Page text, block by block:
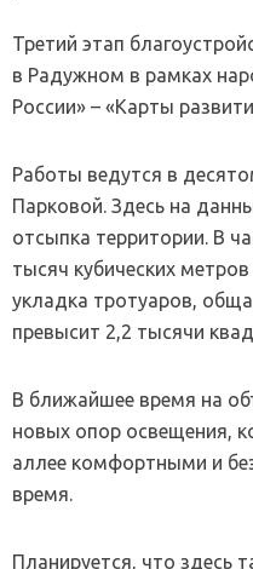
Третий этап
в Радужном в рамках
России» – «Карты
Работы ведутся в
Парковой. Здесь на
отсыпка территории. В
тысяч кубических
укладка тротуаров,
превысит 2,2 тысячи
В ближайшее время на
новых опор освещения,
аллее комфортными и
время.
Планируется, что здесь